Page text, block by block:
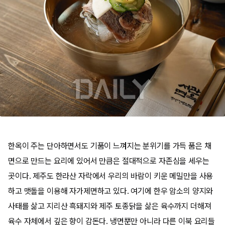
한옥이 주는 단아하면서도 기품이 느껴지는 분위기를 가득 품은 채
면으로 만드는 요리에 있어서 만큼은 절대적으로 자존심을 세우는
곳이다. 제주도 한라산 자락에서 우리의 바람이 키운 메밀만을 사용
하고 맷돌을 이용해 자가제면하고 있다. 여기에 한우 암소의 양지와
사태를 삶고 지리산 흑돼지와 제주 토종닭을 삶은 육수까지 더해져
육수 자체에서 깊은 향이 감돈다. 냉면뿐만 아니라 다른 이북 요리들